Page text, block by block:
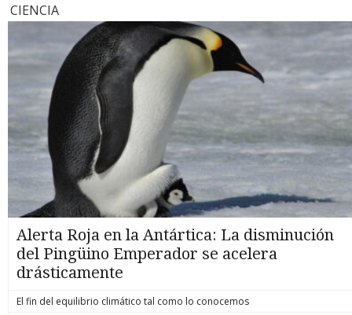
CIENCIA
Alerta Roja en la Antártica: La disminución
del Pingüino Emperador se acelera
drásticamente
El fin del equilibrio climático tal como lo conocemos